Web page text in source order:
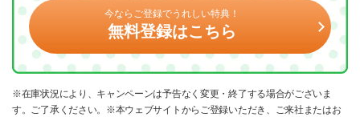
今ならご登録でうれしい特典！
無料登録はこちら
※在庫状況により、キャンペーンは予告なく変更・終了する場合がございま
す。ご了承ください。※本ウェブサイトからご登録いただき、ご来社またはお